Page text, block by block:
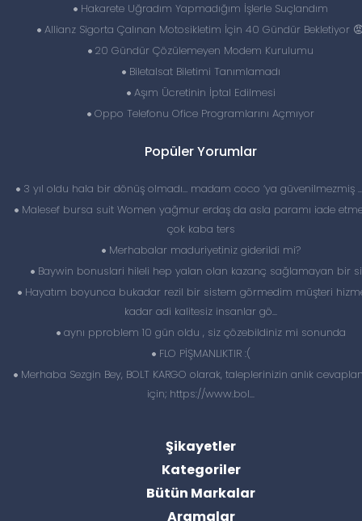
Hakarete Uğradım Yapmadığım İşlerle Suçlandım
Allianz Sigorta Çalınan Motosikletim İçin 40 Gündür Bekletiyor
20 Gündür Çözülemeyen Modem Kurulumu
Biletalsat Biletimi Tanımlamadı
Aşım Ücretinin İptal Edilmesi
Oppo Telefonu Ofice Programlarını Açmıyor
Popüler Yorumlar
3 yıl oldu hala bir dönüş olmadı… madam coco ‘ya güvenilmezmiş
Malesef bursa suit Women yağmur erdaş da asla paramı iade
çok kaba ters
Merhabalar maduriyetiniz giderildi mi?
Baywin bonuslari hileli hep yalan olan kazanç sağlamayan bir
Hayatım boyunca bukadar rezil bir sistem görmedim müşteri
kadar adi kalitesiz insanlar gö...
aynı pproblem 10 gün oldu , siz çözebildiniz mi sonunda
FLO PİŞMANLIKTIR :(
Merhaba Sezgin Bey, BOLT KARGO olarak, taleplerinizin anlık
için; https://www.bol...
Şikayetler
Kategoriler
Bütün Markalar
Aramalar